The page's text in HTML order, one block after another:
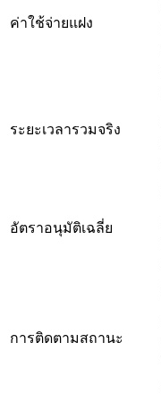
ค่าใช้จ่ายแฝง
ระยะเวลารวมจริง
อัตราอนุมัติเฉลี่ย
การติดตามสถานะ